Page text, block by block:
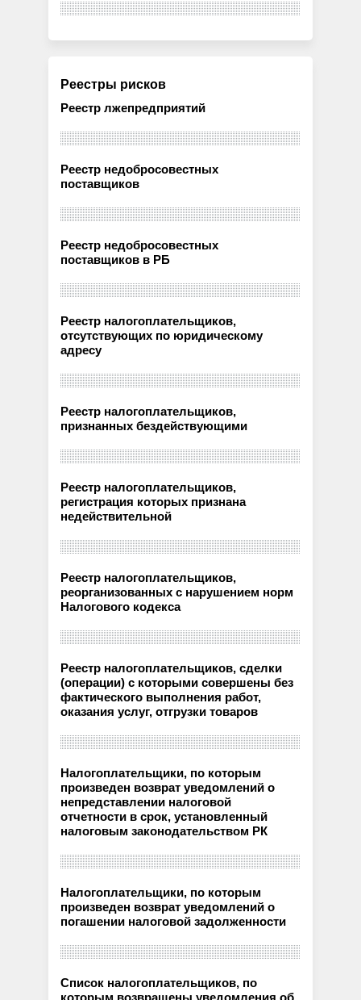
Реестры рисков
Реестр лжепредприятий
Реестр недобросовестных
поставщиков
Реестр недобросовестных
поставщиков в РБ
Реестр налогоплательщиков,
отсутствующих по юридическому
адресу
Реестр налогоплательщиков,
признанных бездействующими
Реестр налогоплательщиков,
регистрация которых признана
недействительной
Реестр налогоплательщиков,
реорганизованных с нарушением норм
Налогового кодекса
Реестр налогоплательщиков, сделки
(операции) с которыми совершены без
фактического выполнения работ,
оказания услуг, отгрузки товаров
Налогоплательщики, по которым
произведен возврат уведомлений о
непредставлении налоговой
отчетности в срок, установленный
налоговым законодательством РК
Налогоплательщики, по которым
произведен возврат уведомлений о
погашении налоговой задолженности
Список налогоплательщиков, по
которым возвращены уведомления об